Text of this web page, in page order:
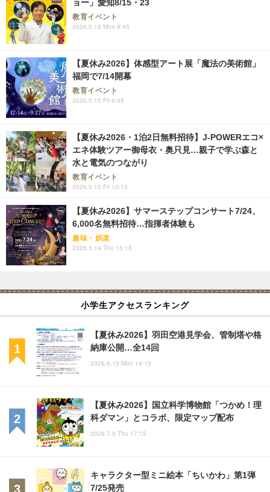
ョー」愛知8/15・23
教育イベント
2026.5.18 Mon 9:45
【夏休み2026】体感型アート展「魔法の美術館」
福岡で7/14開幕
教育イベント
2026.5.15 Fri 9:45
【夏休み2026・1泊2日無料招待】J-POWERエコ×
エネ体験ツアー御母衣・奥只見…親子で学ぶ森と
水と電気のつながり
教育イベント
2026.5.15 Fri 10:15
【夏休み2026】サマーステップコンサート7/24、
6,000名無料招待…指揮者体験も
趣味・娯楽
2026.5.14 Thu 15:15
小学生アクセスランキング
【夏休み2026】羽田空港見学会、管制塔や格
納庫公開…全14回
2026.6.15 Mon 14:15
【夏休み2026】国立科学博物館「つかめ！理
科ダマン」とコラボ、限定マップ配布
2026.7.9 Thu 17:15
キャラクター型ミニ絵本「ちいかわ」第1弾
7/25発売